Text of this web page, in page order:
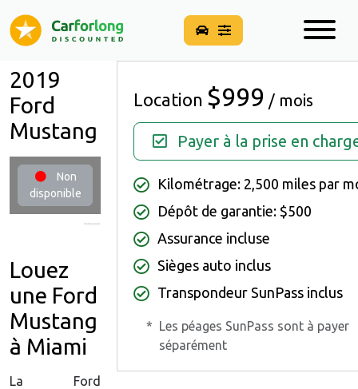
2019
Ford
Mustang
Non
disponible
Location $999 / mois
Payer à la prise en
Kilométrage: 2,500 miles par
Dépôt de garantie: $500
Assurance incluse
Sièges auto inclus
Transpondeur SunPass inclus
* Les péages SunPass sont à payer
séparément
Louez
une Ford
Mustang
à Miami
La Ford